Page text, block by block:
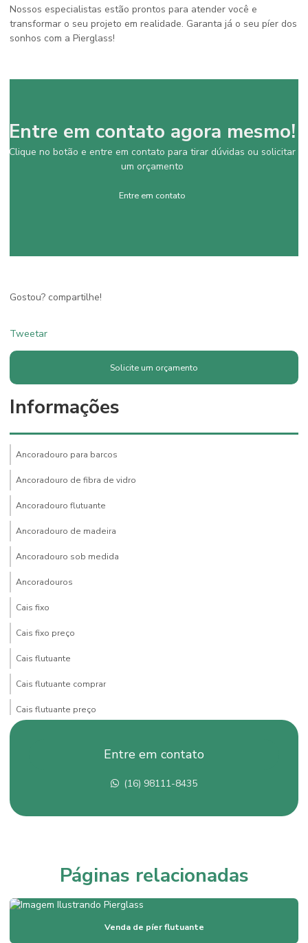
Nossos especialistas estão prontos para atender você e
transformar o seu projeto em realidade. Garanta já o seu píer dos
sonhos com a Pierglass!
Entre em contato agora mesmo!
Clique no botão e entre em contato para tirar dúvidas ou solicitar
um orçamento
Entre em contato
Gostou? compartilhe!
Tweetar
Solicite um orçamento
Informações
Ancoradouro para barcos
Ancoradouro de fibra de vidro
Ancoradouro flutuante
Ancoradouro de madeira
Ancoradouro sob medida
Ancoradouros
Cais fixo
Cais fixo preço
Cais flutuante
Cais flutuante comprar
Cais flutuante preço
Comprar píer flutuante
Construção de ancoradouros
Construção de píer fixo
Construtor de píer
Deck fixo de madeira
Entre em contato
(16) 98111-8435
Páginas relacionadas
Venda de píer flutuante